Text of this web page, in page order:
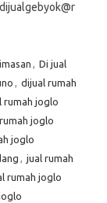
, Di jual
, dijual rumah
rumah joglo
joglo
joglo
, jual rumah
rumah joglo